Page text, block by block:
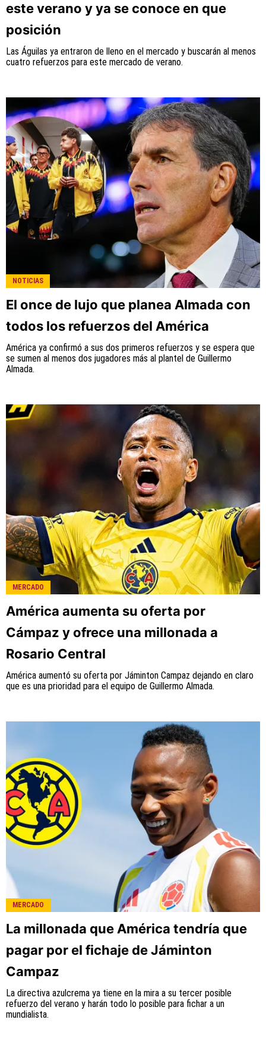
este verano y ya se conoce en que
posición
Las Águilas ya entraron de lleno en el mercado y buscarán al menos
cuatro refuerzos para este mercado de verano.
NOTICIAS
El once de lujo que planea Almada con
todos los refuerzos del América
América ya confirmó a sus dos primeros refuerzos y se espera que
se sumen al menos dos jugadores más al plantel de Guillermo
Almada.
MERCADO
América aumenta su oferta por
Cámpaz y ofrece una millonada a
Rosario Central
América aumentó su oferta por Jáminton Campaz dejando en claro
que es una prioridad para el equipo de Guillermo Almada.
MERCADO
La millonada que América tendría que
pagar por el fichaje de Jáminton
Campaz
La directiva azulcrema ya tiene en la mira a su tercer posible
refuerzo del verano y harán todo lo posible para fichar a un
mundialista.